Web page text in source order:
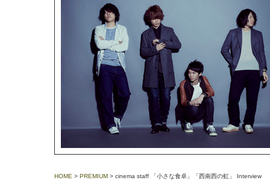
HOME > PREMIUM > cinema staff 「小さな食卓」「西南西の虹」 Interview